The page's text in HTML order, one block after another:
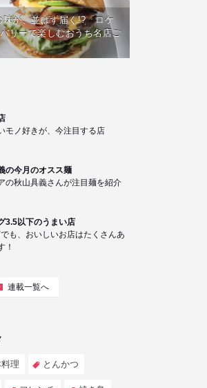
が、並ばず届く!?「ロケ
リーで楽しむおうち名店ご
モノ好きが、今注目する店
の今月のオスス麺
の秋山具義さんが注目麺を紹介
3.5以下のうまい店
も、おいしいお店はたくさんあ
！
連載一覧へ
料理 とんかつ